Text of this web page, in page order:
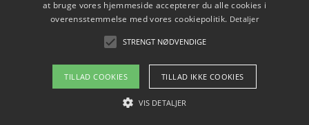
ændret sig
Copyright 2026 - Pilanto Aps
Om / kontakt
at bruge vores hjemmeside accepterer du alle cookies i
overensstemmelse med vores cookiepolitik. Detaljer
STRENGT NØDVENDIGE
TILLAD COOKIES TILLAD IKKE COOKIES
VIS DETALJER